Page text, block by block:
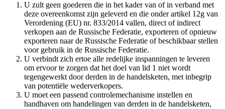
U zult geen goederen die in het kader van of in verband met
deze overeenkomst zijn geleverd en die onder artikel 12g van
Verordening (EU) nr. 833/2014 vallen, direct of indirect
verkopen aan de Russische Federatie, exporteren of opnieuw
exporteren naar de Russische Federatie of beschikbaar stellen
voor gebruik in de Russische Federatie.
U verbindt zich ertoe alle redelijke inspanningen te leveren
om ervoor te zorgen dat het doel van lid 1 niet wordt
tegengewerkt door derden in de handelsketen, met inbegrip
van potentiële wederverkopers.
U moet een passend controlemechanisme instellen en
handhaven om handelingen van derden in de handelsketen,